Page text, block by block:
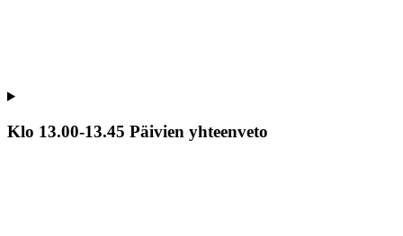
Klo 13.00-13.45 Päivien yhteenveto